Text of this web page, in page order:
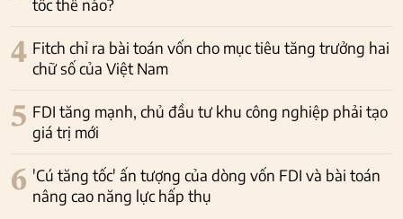
tốc thế nào?
4 Fitch chỉ ra bài toán vốn cho mục tiêu tăng trưởng hai
chữ số của Việt Nam
5 FDI tăng mạnh, chủ đầu tư khu công nghiệp phải tạo
giá trị mới
6 'Cú tăng tốc' ấn tượng của dòng vốn FDI và bài toán
nâng cao năng lực hấp thụ